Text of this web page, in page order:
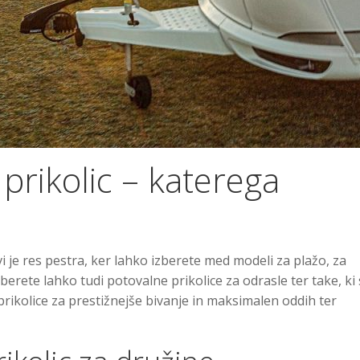
– katerega
res pestra, ker lahko izberete med modeli za plažo, za
lahko tudi potovalne prikolice za odrasle ter take, ki
za prestižnejše bivanje in maksimalen oddih ter